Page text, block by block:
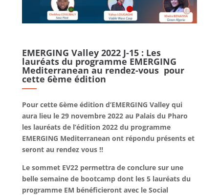
EMERGING Valley 2022 J-15 : Les
lauréats du programme EMERGING
Mediterranean au rendez-vous pour
cette 6ème édition
Pour cette 6ème édition d’EMERGING Valley qui
aura lieu le 29 novembre 2022 au Palais du Pharo
les lauréats de l’édition 2022 du programme
EMERGING Mediterranean ont répondu présents et
seront au rendez vous !!
Le sommet EV22 permettra de conclure sur une
belle semaine de bootcamp dont les 5 lauréats du
programme EM bénéficieront avec le Social